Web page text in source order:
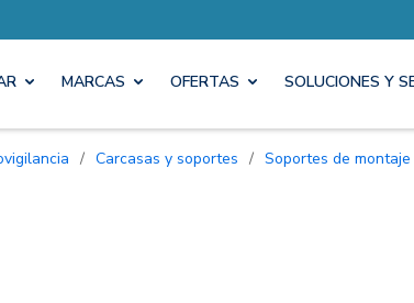
MARCAS OFERTAS SOLUCIONES Y
/ Carcasas y soportes / Soportes de montaje